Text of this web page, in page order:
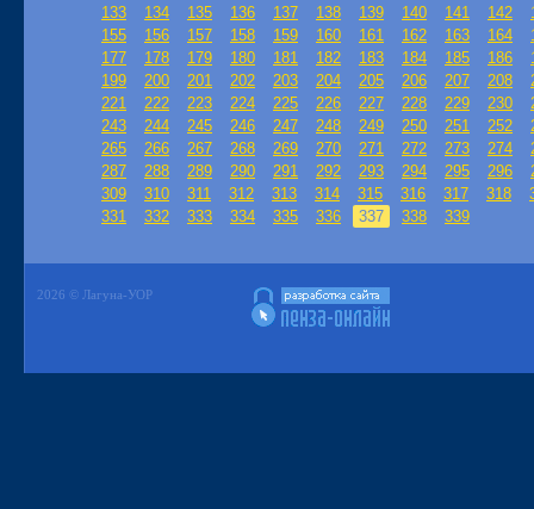
133
134 135 136 137 138 139 140 141 142
155
156 157 158 159 160 161 162 163 164
177
178 179 180 181 182 183 184 185 186
199
200 201 202 203 204 205 206 207 208
221
222 223 224 225 226 227 228 229 230
243
244 245 246 247 248 249 250 251 252
265
266 267 268 269 270 271 272 273 274
287
288 289 290 291 292 293 294 295 296
309
310 311 312 313 314 315 316 317 318
331
332 333 334 335 336 337 338 339
2026 © Лагуна-УОР